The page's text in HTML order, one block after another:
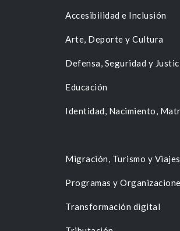
Accesibilidad e Inclusión
Arte, Deporte y Cultura
Defensa, Seguridad y
Educación
Identidad, Nacimiento,
Migración, Turismo y Viajes
Programas y
Transformación digital